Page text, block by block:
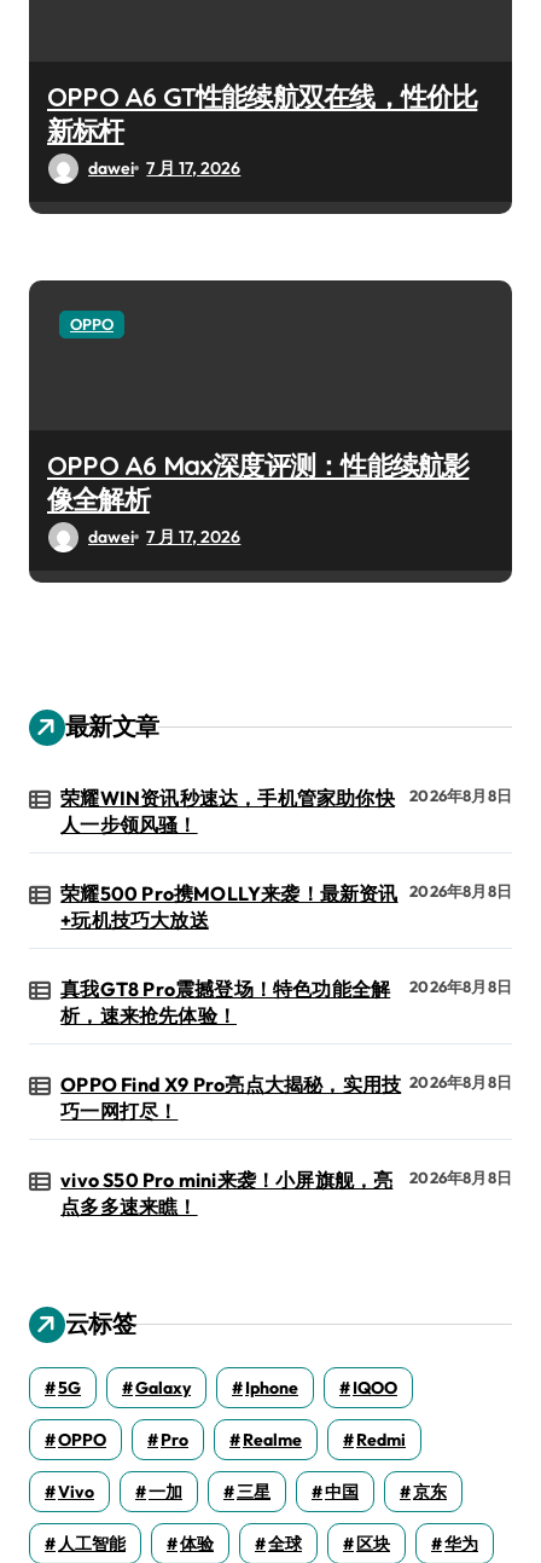
OPPO A6 GT性能续航双在线，性价比
新标杆
dawei 7 月 17, 2026
OPPO
OPPO A6 Max深度评测：性能续航影
像全解析
dawei 7 月 17, 2026
最新文章
荣耀WIN资讯秒速达，手机管家助你快
人一步领风骚！
2026年8月8日
荣耀500 Pro携MOLLY来袭！最新资讯
+玩机技巧大放送
2026年8月8日
真我GT8 Pro震撼登场！特色功能全解
析，速来抢先体验！
2026年8月8日
OPPO Find X9 Pro亮点大揭秘，实用技
巧一网打尽！
2026年8月8日
vivo S50 Pro mini来袭！小屏旗舰，亮
点多多速来瞧！
2026年8月8日
云标签
5G Galaxy Iphone IQOO
OPPO Pro Realme Redmi
Vivo 一加 三星 中国 京东
人工智能 体验 全球 区块 华为